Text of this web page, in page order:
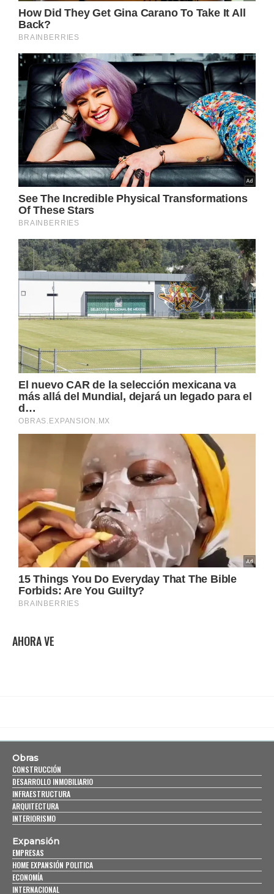
AHORA VE
Obras
CONSTRUCCIÓN
DESARROLLO INMOBILIARIO
INFRAESTRUCTURA
ARQUITECTURA
INTERIORISMO
Expansión
EMPRESAS
HOME EXPANSIÓN POLITICA
ECONOMÍA
INTERNACIONAL